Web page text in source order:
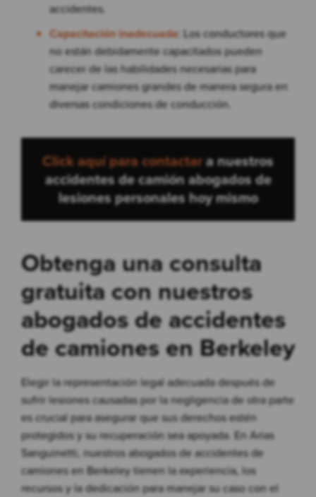
accidentes.
Capacitación inadecuada: Los conductores que
no están debidamente capacitados pueden
carecer de las habilidades necesarias para
manejar camiones grandes de manera segura en
diversas condiciones de conducción.
Click aquí para contactara nuestros
accidentes de camión abogados de
lesiones personaleshoy mismo
Obtenga una consulta
gratuita con nuestros
abogados de accidentes
de camiones en Berkeley
Elegir la representación legal adecuada después de
sufrir lesiones causadas por la negligencia de otra parte
es crucial para asegurar que sus derechos estén
protegidos y su recuperación sea apoyada. En Arias
Sanguinetti, nuestros abogados de accidentes de
camiones en Berkeley tienen la experiencia, los
recursos y la dedicación para manejar su caso con el